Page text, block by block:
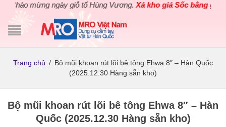
Chào mừng ngày giỗ tổ Hùng Vương.Xả kho giá Sốc bằng giá
Trang chủ / Bộ mũi khoan rút lõi bê tông Ehwa 8″ – Hàn Quốc
(2025.12.30 Hàng sẵn kho)
Bộ mũi khoan rút lõi bê tông Ehwa 8″ – Hàn
Quốc (2025.12.30 Hàng sẵn kho)